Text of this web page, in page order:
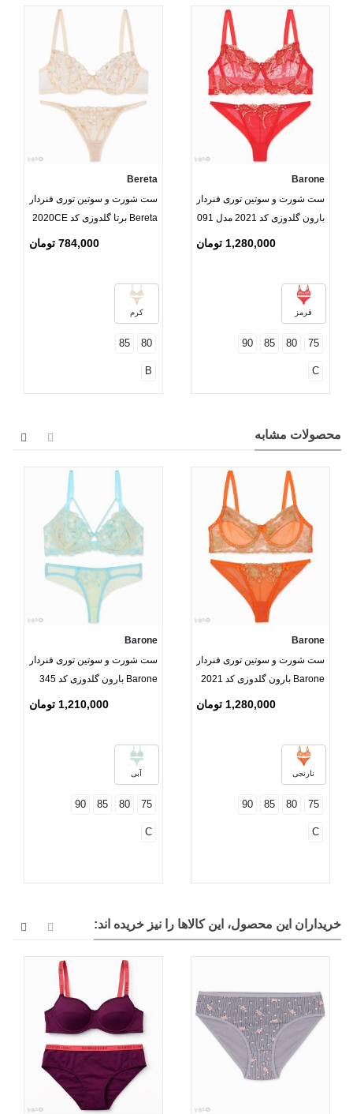
Barone
ست شورت و سوتین توری فنردار
بارون گلدوزی کد 2021 مدل 091
1,280,000 تومان
قرمز
75
80
85
90
C
Bereta
ست شورت و سوتین توری فنردار
Bereta برتا گلدوزی کد 2020CE
784,000 تومان
کرم
80
85
B
محصولات مشابه
Barone
ست شورت و سوتین توری فنردار
Barone بارون گلدوزی کد 2021
1,280,000 تومان
نارنجی
75
80
85
90
C
Barone
ست شورت و سوتین توری فنردار
Barone بارون گلدوزی کد 345
1,210,000 تومان
آبی
75
80
85
90
C
خریداران این محصول، این کالاها را نیز خریده اند: